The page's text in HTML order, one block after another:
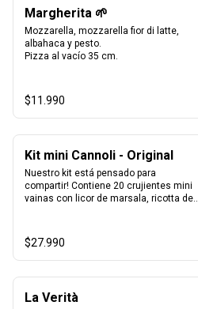
Margherita 🌱
Mozzarella, mozzarella fior di latte,
albahaca y pesto.
Pizza al vacío 35 cm.
$11.990
Kit mini Cannoli - Original
Nuestro kit está pensado para
compartir! Contiene 20 crujientes mini
vainas con licor de marsala, ricotta de
marrasquino, pistacho y una exquisita
crema de pistacho.
$27.990
La Verità